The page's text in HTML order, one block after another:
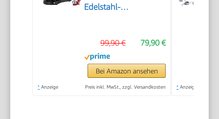
Edelstahl-
Rührhaken,
Knethaken,
Schneebesen |
Spritzschutz | 6
79,90 €
99,90 €
Bei Amazon ansehen
* Anzeige Preis inkl. MwSt., zzgl. Versandkosten * Anzeige